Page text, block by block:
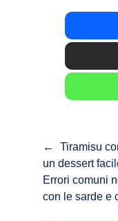
←
Tiramisu
un dessert
Errori comuni
con le sarde e